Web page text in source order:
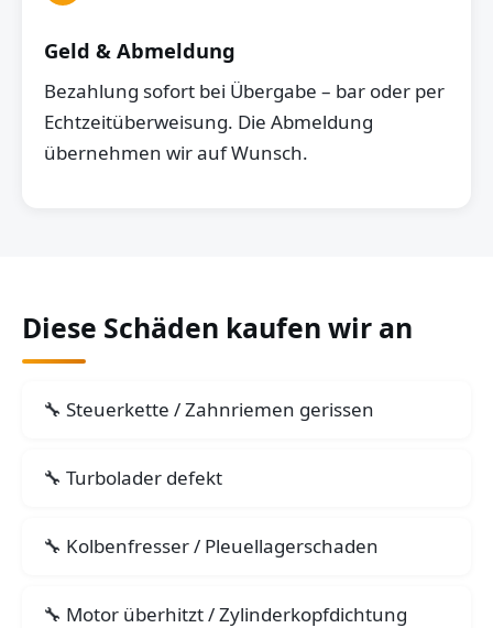
Geld & Abmeldung
Bezahlung sofort bei Übergabe – bar oder per
Echtzeitüberweisung. Die Abmeldung
übernehmen wir auf Wunsch.
Diese Schäden kaufen wir an
Steuerkette / Zahnriemen gerissen
Turbolader defekt
Kolbenfresser / Pleuellagerschaden
Motor überhitzt / Zylinderkopfdichtung